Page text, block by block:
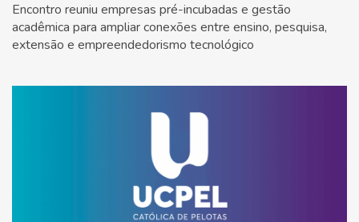
Encontro reuniu empresas pré-incubadas e gestão
acadêmica para ampliar conexões entre ensino, pesquisa,
extensão e empreendedorismo tecnológico